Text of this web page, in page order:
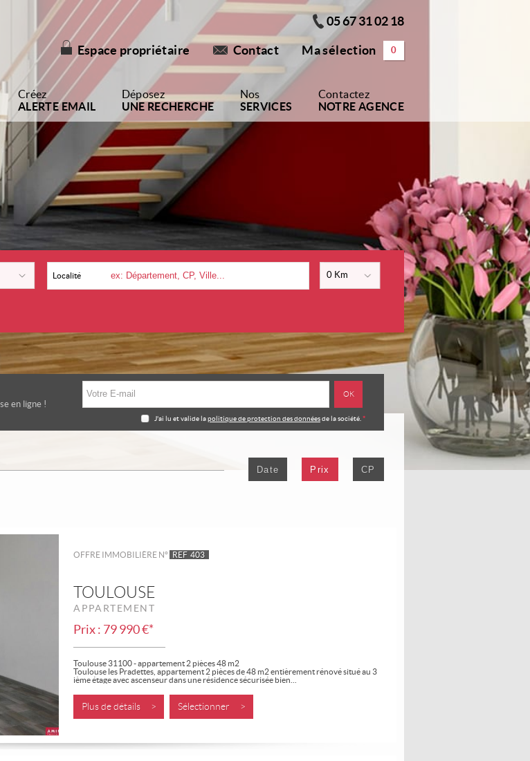
05 67 31 02 18
Espace propriétaire Contact Ma sélection 0
Créez
ALERTE EMAIL
Déposez
UNE RECHERCHE
Nos
SERVICES
Contactez
NOTRE AGENCE
Localité 0 Km
en ligne !
J'ai lu et valide lapolitique de protection des donnéesde la société. *
Date Prix CP
OFFRE IMMOBILIÈRE N° REF 403
TOULOUSE
APPARTEMENT
Prix : 79 990 €*
Toulouse 31100 - appartement 2 pièces 48 m2
Toulouse les Pradettes, appartement 2 pièces de 48 m2 entièrement rénové situé au 3
ième étage avec ascenseur dans une résidence sécurisée bien...
Plus de détails > Sélectionner >